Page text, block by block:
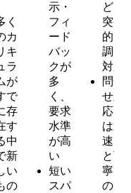
く
カ
キ
ラ
が
で
存
す
中
新
い
の
示・
フィ
ード
バッ
クが
多
く、
要求
水準
が高
い
短い
スパ
ど、
突発
的な
調整
対応
問合
せ対
応で
は迅
速さ
と丁
寧さ
の両